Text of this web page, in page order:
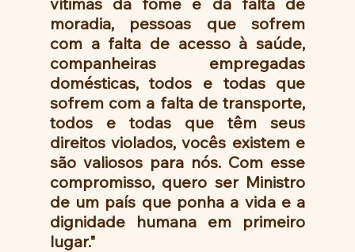
moradia, pessoas que sofrem
com a falta de acesso à saúde,
companheiras empregadas
domésticas, todos e todas que
sofrem com a falta de transporte,
todos e todas que têm seus
direitos violados, vocês existem e
são valiosos para nós. Com esse
compromisso, quero ser Ministro
de um país que ponha a vida e a
dignidade humana em primeiro
lugar."